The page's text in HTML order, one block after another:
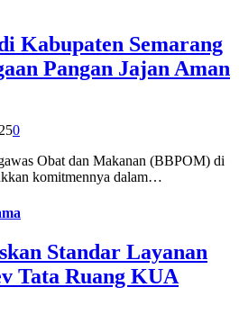
Kabupaten Semarang
Pangan Jajan Aman
0
Obat dan Makanan (BBPOM) di
komitmennya dalam…
Standar Layanan
Tata Ruang KUA